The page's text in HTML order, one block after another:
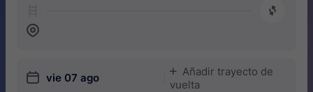
󰿠
󱒣
󱎗 vie 07 ago
󱅇
Añadir trayecto de
vuelta